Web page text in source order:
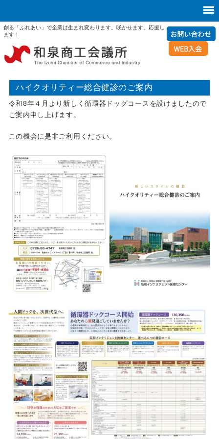
創る「ふれあい」で企業は生まれ変わります。咲かせます。応援し
ます！
ハイクオリティー総合健診のご案内
令和8年４月より新しく循環器ドッグコースを設けましたので
ご案内申し上げます。
この機会に是非ご利用ください。